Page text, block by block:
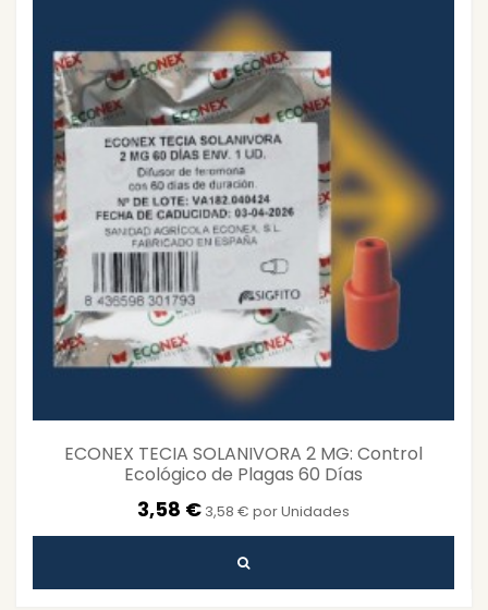
ECONEX TECIA SOLANIVORA 2 MG: Control
Ecológico de Plagas 60 Días
3,58 € 3,58 € por Unidades